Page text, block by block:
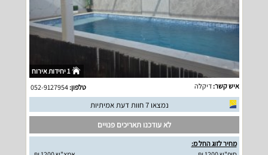
1 יחידות אירוח
איש קשר:דיקלה טלפון:052-9127954
נמצאו 7 חוות דעת אמיתיות
לא עודכנו תאריכים פנויים
מחיר לזוג החל מ: